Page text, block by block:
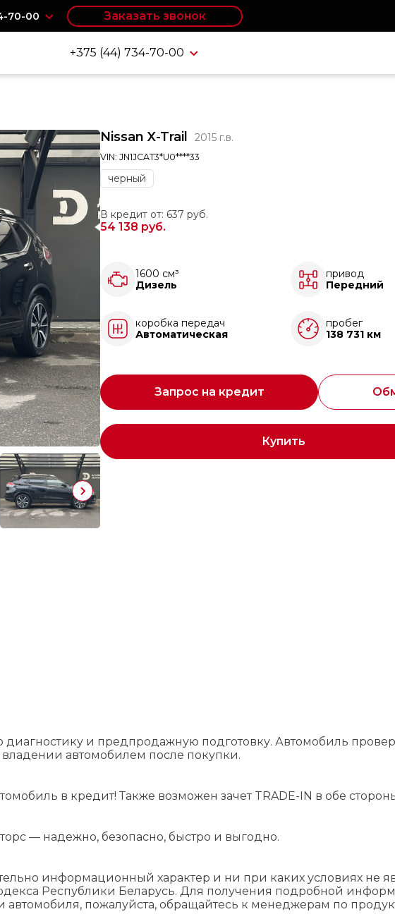
70-00 Заказать звонок
+375 (44) 734-70-00
Nissan X-Trail 2015 г.в.
VIN: JN1JCAT3*U0****33
черный
В кредит от: 637 руб.
54 138 руб.
1600 см³
Дизель
привод
Передний
коробка передач
Автоматическая
пробег
138 731 км
Запрос на кредит
Купить
и предпродажную подготовку. Автомобиль
автомобилем после покупки.
в кредит! Также возможен зачет TRADE-IN в обе
— надежно, безопасно, быстро и выгодно.
информационный характер и ни при каких условиях не
Республики Беларусь. Для получения подробной
автомобиля, пожалуйста, обращайтесь к менеджерам по